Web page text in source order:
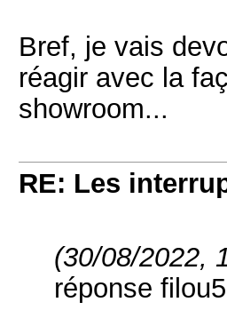
Bref, je vais
réagir avec la
showroom...
RE: Les
(30/08/2022,
réponse